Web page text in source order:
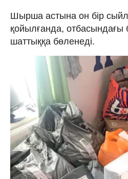
Шырша астына он бір
қойылғанда, отбасындағы
шаттыққа бөленеді.